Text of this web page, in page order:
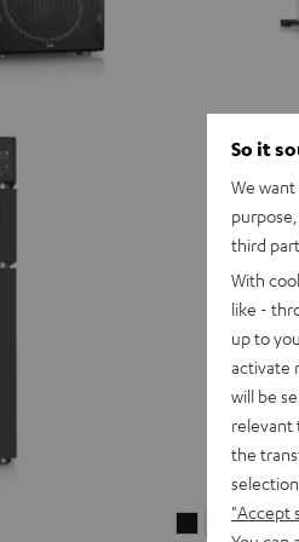
STEREOSTEREO
So it
We
third
With
like -
up to
activate
will be
relevant
the
"Accept